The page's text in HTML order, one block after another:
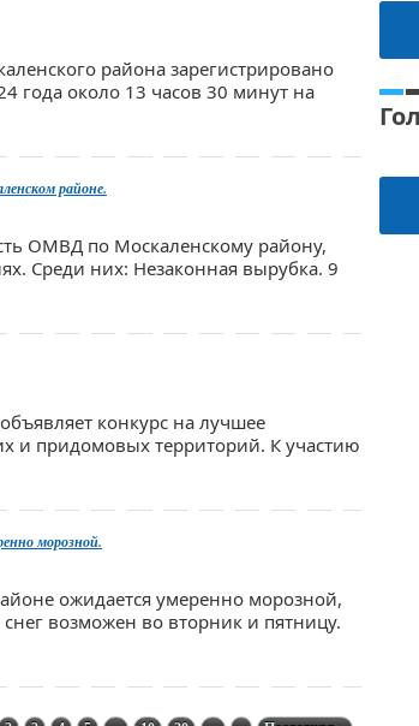
района зарегистрировано
года около 13 часов 30 минут на
районе.
ОМВД по Москаленскому району,
Среди них: Незаконная вырубка. 9
конкурс на лучшее
и придомовых территорий. К участию
морозной.
ожидается умеренно морозной,
возможен во вторник и пятницу.